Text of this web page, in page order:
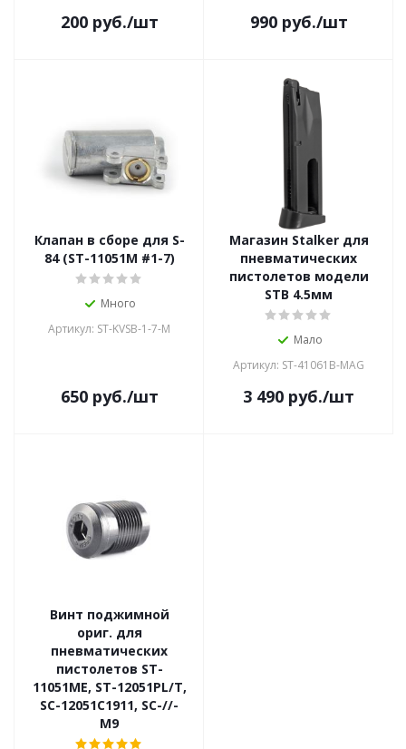
200руб./шт 990руб./шт
Клапан в сборе для S-
84 (ST-11051M #1-7)
Много
Артикул: ST-KVSB-1-7-M
650руб./шт
Магазин Stalker для
пневматических
пистолетов модели
STB 4.5мм
Мало
Артикул: ST-41061B-MAG
3 490 руб./шт
Винт поджимной
ориг. для
пневматических
пистолетов ST-
11051ME, ST-12051PL/T,
SC-12051C1911, SC-//-
M9